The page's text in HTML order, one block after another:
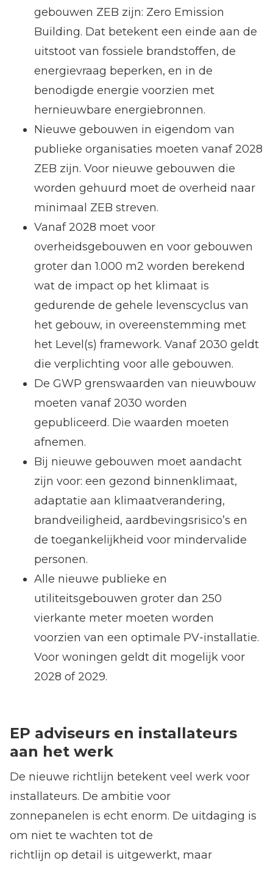
gebouwen ZEB zijn: Zero Emission
Building. Dat betekent een einde aan de
uitstoot van fossiele brandstoffen, de
energievraag beperken, en in de
benodigde energie voorzien met
hernieuwbare energiebronnen.
Nieuwe gebouwen in eigendom van
publieke organisaties moeten vanaf 2028
ZEB zijn. Voor nieuwe gebouwen die
worden gehuurd moet de overheid naar
minimaal ZEB streven.
Vanaf 2028 moet voor
overheidsgebouwen en voor gebouwen
groter dan 1.000 m2 worden berekend
wat de impact op het klimaat is
gedurende de gehele levenscyclus van
het gebouw, in overeenstemming met
het Level(s) framework. Vanaf 2030 geldt
die verplichting voor alle gebouwen.
De GWP grenswaarden van nieuwbouw
moeten vanaf 2030 worden
gepubliceerd. Die waarden moeten
afnemen.
Bij nieuwe gebouwen moet aandacht
zijn voor: een gezond binnenklimaat,
adaptatie aan klimaatverandering,
brandveiligheid, aardbevingsrisico’s en
de toegankelijkheid voor mindervalide
personen.
Alle nieuwe publieke en
utiliteitsgebouwen groter dan 250
vierkante meter moeten worden
voorzien van een optimale PV-installatie.
Voor woningen geldt dit mogelijk voor
2028 of 2029.
EP adviseurs en installateurs
aan het werk
De nieuwe richtlijn betekent veel werk voor
installateurs. De ambitie voor
zonnepanelen is echt enorm. De uitdaging is
om niet te wachten tot de
richtlijn op detail is uitgewerkt, maar